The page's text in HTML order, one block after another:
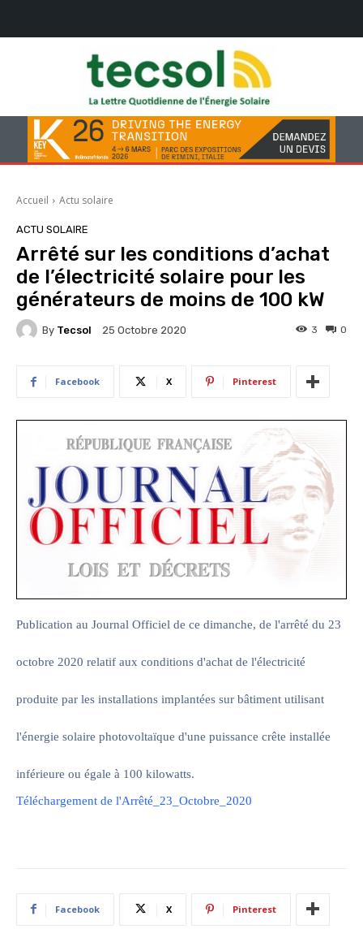
Accueil Actu solaire
ACTU SOLAIRE
Arrêté sur les conditions d’achat
de l’électricité solaire pour les
générateurs de moins de 100 kW
By Tecsol 25 Octobre 2020 0
3
Facebook X Pinterest
Publication au Journal Officiel de ce dimanche, de l'arrêté du 23
octobre 2020 relatif aux conditions d'achat de l'électricité
produite par les installations implantées sur bâtiment utilisant
l'énergie solaire photovoltaïque d'une puissance crête installée
inférieure ou égale à 100 kilowatts.
Téléchargement de l'Arrêté_23_Octobre_2020
Facebook X Pinterest